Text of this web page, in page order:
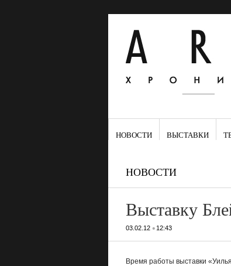
НОВОСТИ ВЫСТАВКИ
НОВОСТИ
Выставку
03.02.12• 12:43
Время работы выставки